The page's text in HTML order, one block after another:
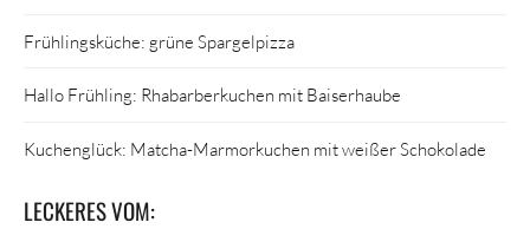
Frühlingsküche: grüne Spargelpizza
Hallo Frühling: Rhabarberkuchen mit Baiserhaube
Kuchenglück: Matcha-Marmorkuchen mit weißer Schokolade
LECKERES VOM: